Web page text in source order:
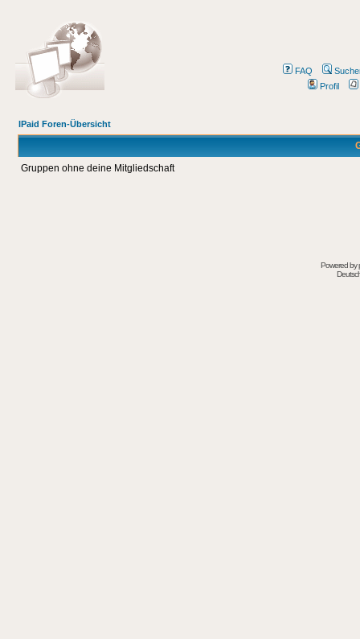
FAQ
Profil
IPaid Foren-Übersicht
Gruppen ohne deine Mitgliedschaft
Powered by